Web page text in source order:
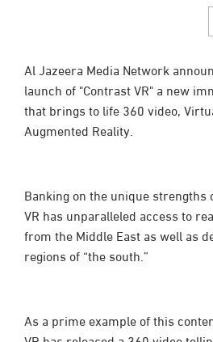
Al Jazeera Media Network
launch of "Contrast VR" a new
that brings to life 360 video,
Augmented Reality.
Banking on the unique strengths
VR has unparalleled access to
from the Middle East as well as
regions of “the south.”
As a prime example of this